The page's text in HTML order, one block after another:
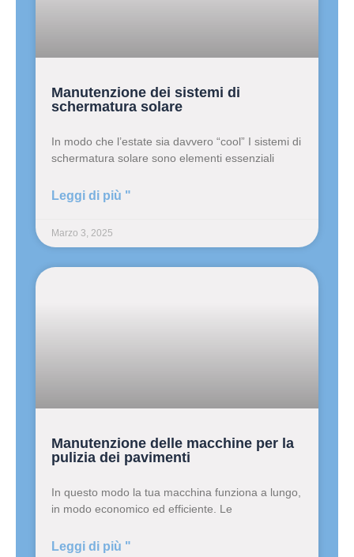
Manutenzione dei sistemi di
schermatura solare
In modo che l’estate sia davvero “cool” I sistemi di
schermatura solare sono elementi essenziali
Leggi di più "
Marzo 3, 2025
Manutenzione delle macchine per la
pulizia dei pavimenti
In questo modo la tua macchina funziona a lungo,
in modo economico ed efficiente. Le
Leggi di più "